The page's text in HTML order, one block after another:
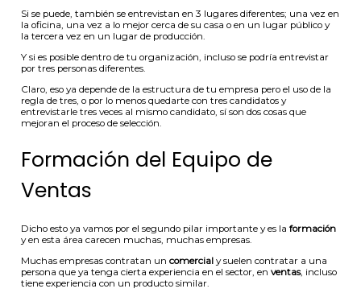
Si se puede, también se entrevistan en 3 lugares diferentes; una vez en
la oficina, una vez a lo mejor cerca de su casa o en un lugar público y
la tercera vez en un lugar de producción.
Y si es posible dentro de tu organización, incluso se podría entrevistar
por tres personas diferentes.
Claro, eso ya depende de la estructura de tu empresa pero el uso de la
regla de tres, o por lo menos quedarte con tres candidatos y
entrevistarle tres veces al mismo candidato, sí son dos cosas que
mejoran el proceso de selección.
Formación del Equipo de
Ventas
Dicho esto ya vamos por el segundo pilar importante y es laformación
y en esta área carecen muchas, muchas empresas.
Muchas empresas contratan uncomercial y suelen contratar a una
persona que ya tenga cierta experiencia en el sector, enventas, incluso
tiene experiencia con un producto similar.